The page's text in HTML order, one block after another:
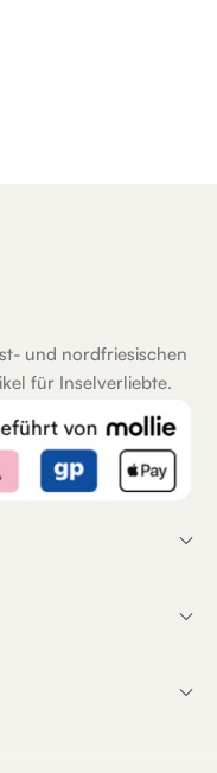
und nordfriesischen
für Inselverliebte.